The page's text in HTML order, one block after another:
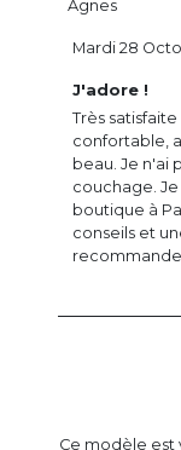
Agnes
J'adore !
Très
confortable,
beau. Je n'ai
couchage. Je
boutique à
conseils et
Mardi 28
Ce modèle est